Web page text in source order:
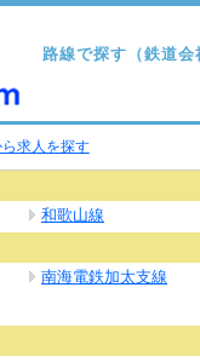
路線で探す（鉄道
求人を探す
和歌山線
南海電鉄加太支線